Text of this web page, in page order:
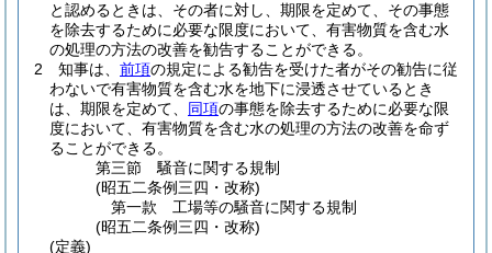
と認めるときは、その者に対し、期限を定めて、その事態
を除去するために必要な限度において、有害物質を含む水
の処理の方法の改善を勧告することができる。
2
知事は、 前項の規定による勧告を受けた者がその勧告に従
わないで有害物質を含む水を地下に浸透させているとき
は、期限を定めて、 同項の事態を除去するために必要な限
度において、有害物質を含む水の処理の方法の改善を命ず
ることができる。
第三節
騒音に関する規制
(昭五二条例三四・改称)
第一款
工場等の騒音に関する規制
(昭五二条例三四・改称)
(定義)